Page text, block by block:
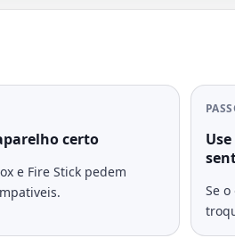
certo
e Fire Stick pedem
Se